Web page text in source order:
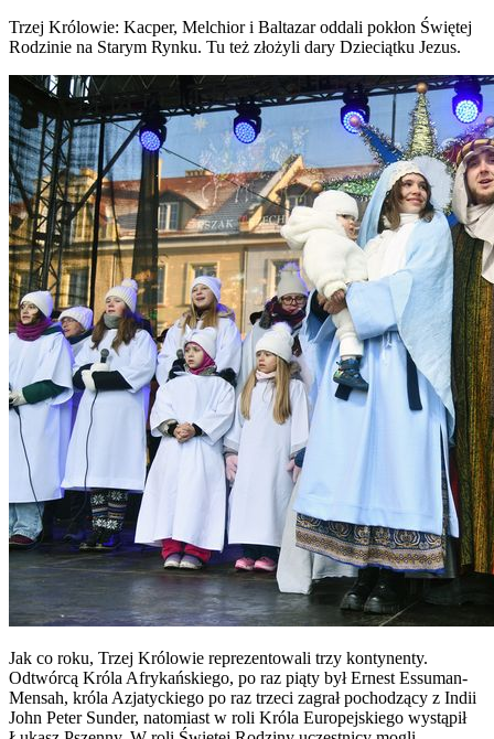
Trzej Królowie: Kacper, Melchior i Baltazar oddali pokłon Świętej
Rodzinie na Starym Rynku. Tu też złożyli dary Dzieciątku Jezus.
Jak co roku, Trzej Królowie reprezentowali trzy kontynenty.
Odtwórcą Króla Afrykańskiego, po raz piąty był Ernest Essuman-
Mensah, króla Azjatyckiego po raz trzeci zagrał pochodzący z Indii
John Peter Sunder, natomiast w roli Króla Europejskiego wystąpił